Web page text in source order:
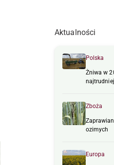
Aktualności
Polska
Żniwa w
Zboża
ozimych
Europa